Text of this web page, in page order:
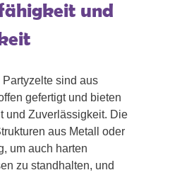
und
sind aus
gefertigt und bieten
und Zuverlässigkeit. Die
aus Metall oder
um auch harten
zu standhalten, und